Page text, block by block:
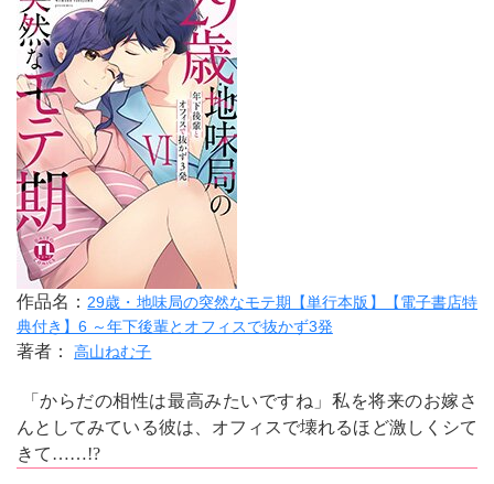
作品名： 29歳・地味局の突然なモテ期【単行本版】【電子書店特
典付き】6 ～年下後輩とオフィスで抜かず3発
著者：高山ねむ子
「からだの相性は最高みたいですね」私を将来のお嫁さ
んとしてみている彼は、オフィスで壊れるほど激しくシて
きて……!?